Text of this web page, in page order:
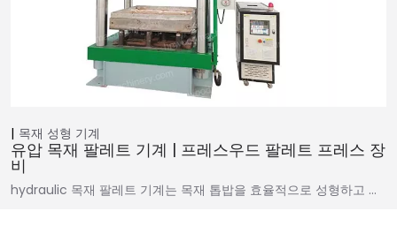
목재 성형 기계
유압 목재 팔레트 기계 | 프레스우드 팔레트 프레스 장
비
hydraulic 목재 팔레트 기계는 목재 톱밥을 효율적으로 성형하고 …